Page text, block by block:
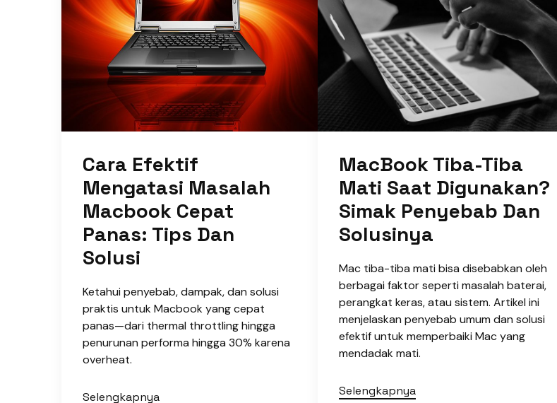
Cara Efektif
Mengatasi Masalah
Macbook Cepat
Panas: Tips Dan
Solusi
Ketahui penyebab, dampak, dan solusi
praktis untuk Macbook yang cepat
panas—dari thermal throttling hingga
penurunan performa hingga 30% karena
overheat.
Selengkapnya
MacBook Tiba-Tiba
Mati Saat Digunakan?
Simak Penyebab Dan
Solusinya
Mac tiba-tiba mati bisa disebabkan oleh
berbagai faktor seperti masalah baterai,
perangkat keras, atau sistem. Artikel ini
menjelaskan penyebab umum dan solusi
efektif untuk memperbaiki Mac yang
mendadak mati.
Selengkapnya